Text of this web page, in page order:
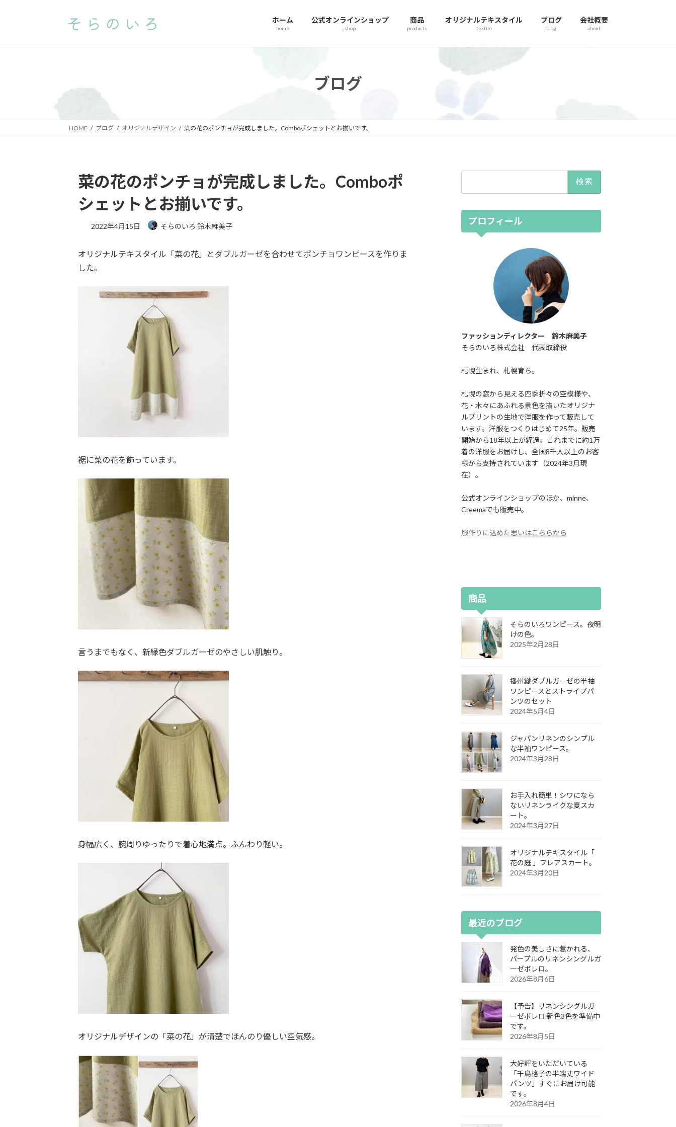
ホーム
home
公式オンラインショップ
shop
商品
products
オリジナルテキスタイル
textile
ブログ
blog
会社概要
about
ブログ
HOME ブログ オリジナルデザイン 菜の花のポンチョが完成しました。Comboポシェットとお揃いです。
菜の花のポンチョが完成しました。Comboポ
シェットとお揃いです。
2022年4月15日 そらのいろ 鈴木麻美子
オリジナルテキスタイル「菜の花」とダブルガーゼを合わせてポンチョワンピースを作りま
した。
裾に菜の花を飾っています。
言うまでもなく、新緑色ダブルガーゼのやさしい肌触り。
身幅広く、腕周りゆったりで着心地満点。ふんわり軽い。
オリジナルデザインの「菜の花」が清楚でほんのり優しい空気感。
プロフィール
ファッションディレクター 鈴木麻美子
そらのいろ株式会社 代表取締役
札幌生まれ、札幌育ち。
札幌の窓から見える四季折々の空模様や、
花・木々にあふれる景色を描いたオリジナ
ルプリントの生地で洋服を作って販売して
います。洋服をつくりはじめて25年。販売
開始から18年以上が経過。これまでに約1万
着の洋服をお届けし、全国8千人以上のお客
様から支持されています（2024年3月現
在）。
公式オンラインショップのほか、minne、
Creemaでも販売中。
服作りに込めた思いはこちらから
商品
そらのいろワンピース。夜明
けの色。
2025年2月28日
播州織ダブルガーゼの半袖
ワンピースとストライプパ
ンツのセット
2024年5月4日
ジャパンリネンのシンプル
な半袖ワンピース。
2024年3月28日
お手入れ簡単！シワになら
ないリネンライクな夏スカ
ート。
2024年3月27日
オリジナルテキスタイル「
花の庭 」フレアスカート。
2024年3月20日
最近のブログ
発色の美しさに惹かれる、
パープルのリネンシングルガ
ーゼボレロ。
2026年8月6日
【予告】リネンシングルガ
ーゼボレロ 新色3色を準備中
です。
2026年8月5日
大好評をいただいている
「千鳥格子の半端丈ワイド
パンツ」すぐにお届け可能
です。
2026年8月4日